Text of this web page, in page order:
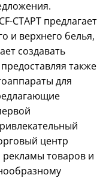
СТАРТ предлагает
и верхнего белья,
создавать
также
для
центр
товаров и